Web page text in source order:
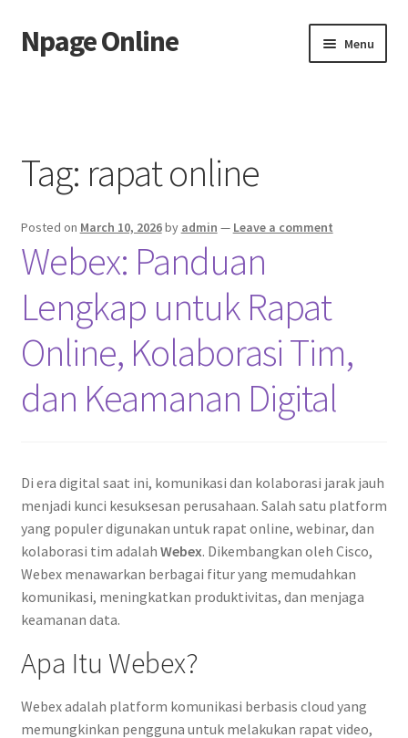
Skip
to
Skip
to
Npage Online Menu
Tag: rapat online
Posted on March 10, 2026by admin — Leave a comment
Webex: Panduan
Lengkap untuk Rapat
Online, Kolaborasi Tim,
dan Keamanan Digital
Di era digital saat ini, komunikasi dan kolaborasi jarak jauh
menjadi kunci kesuksesan perusahaan. Salah satu platform
yang populer digunakan untuk rapat online, webinar, dan
kolaborasi tim adalah Webex. Dikembangkan oleh Cisco,
Webex menawarkan berbagai fitur yang memudahkan
komunikasi, meningkatkan produktivitas, dan menjaga
keamanan data.
Apa Itu Webex?
Webex adalah platform komunikasi berbasis cloud yang
memungkinkan pengguna untuk melakukan rapat video,